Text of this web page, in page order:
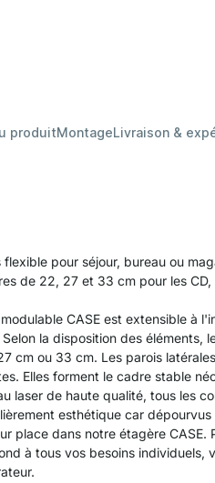
produitMontageLivraison &
pour séjour, bureau ou
de 22, 27 et 33 cm pour les CD,
CASE est extensible à
la disposition des éléments,
cm ou 33 cm. Les parois
Elles forment le cadre stable
laser de haute qualité, tous les
esthétique car dépourvus
place dans notre étagère CASE.
à tous vos besoins individuels,